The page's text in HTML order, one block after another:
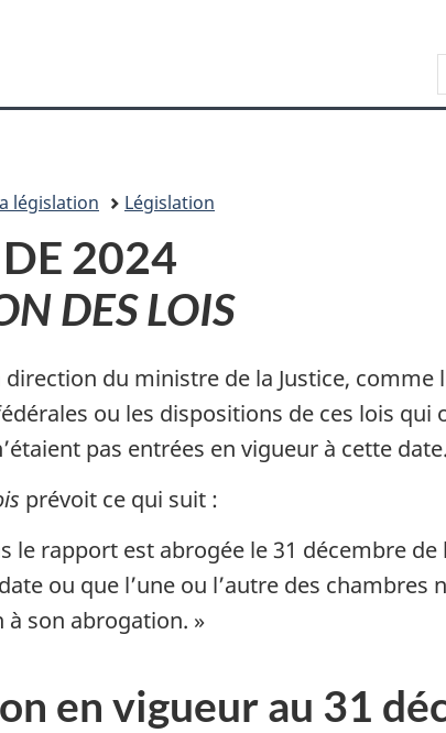
principal
À
site
version
législation Législation
2024
DES LOIS
du ministre de la Justice, comme
ou les dispositions de ces lois
pas entrées en vigueur à cette
prévoit ce qui suit :
rapport est abrogée le 31 décembre de
ou que l’une ou l’autre des chambres
son abrogation. »
en vigueur au 31